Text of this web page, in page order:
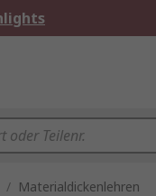
/ Materialdickenlehren